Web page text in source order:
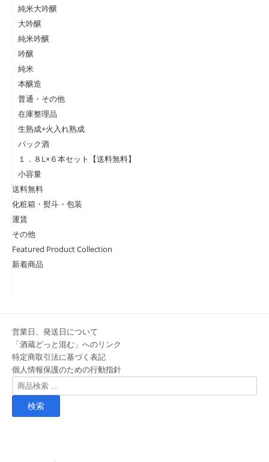
純米大吟醸
大吟醸
純米吟醸
吟醸
純米
本醸造
普通・その他
在庫整理品
生熟成+火入れ熟成
パック酒
１．８L×６本セット【送料無料】
小容量
送料無料
化粧箱・熨斗・包装
運賃
その他
Featured Product Collection
新着商品
営業日、発送日について
「酒蔵どっと混む」へのリンク
特定商取引法に基づく表記
個人情報保護のための行動指針
検
索
象: